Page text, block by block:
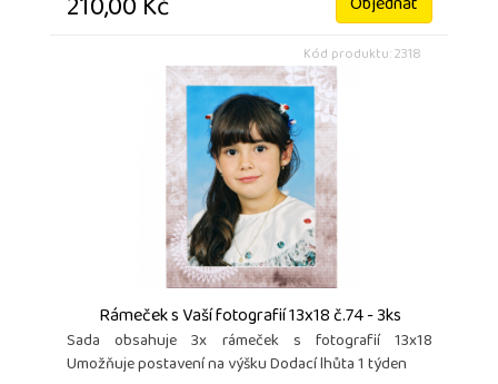
Kód produktu: 2318
Rámeček s Vaší fotografií 13x18 č.74 - 3ks
Sada obsahuje 3x rámeček s fotografií 13x18
Umožňuje postavení na výšku Dodací lhůta 1 týden